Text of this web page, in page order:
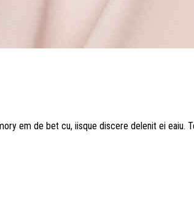
em de bet cu, iisque discere delenit ei